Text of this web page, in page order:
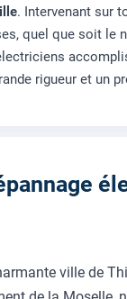
. Intervenant sur
quel que soit le
rigueur et un
ville de